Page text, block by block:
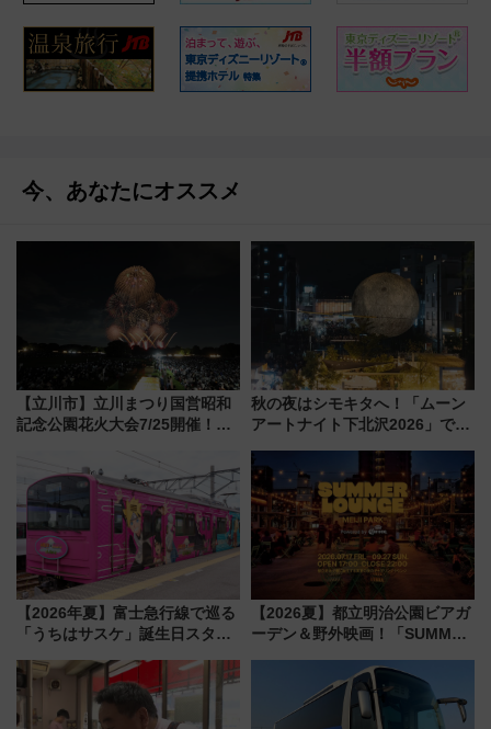
今、あなたにオススメ
【立川市】立川まつり国営昭和
記念公園花火大会7/25開催！
混雑に要注意、その理由は
秋の夜はシモキタへ！「ムーン
アートナイト下北沢2026」でイ
を満喫しよう
【2026年夏】富士急行線で巡る
「うちはサスケ」誕生日スタン
定グルメ＆グッズ徹底ガイド
【2026夏】都立明治公園ビアガ
ーデン＆野外映画！「SUMMER
ケジュール 夜風とビール、映画
を満喫！